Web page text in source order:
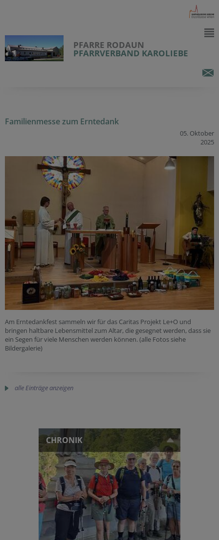
PFARRE RODAUN
PFARRVERBAND KAROLIEBE
Familienmesse zum Erntedank
05. Oktober
2025
Am Erntedankfest sammeln wir für das Caritas Projekt Le+O und
bringen haltbare Lebensmittel zum Altar, die gesegnet werden, dass sie
ein Segen für viele Menschen werden können. (alle Fotos siehe
Bildergalerie)
alle Einträge anzeigen
CHRONIK